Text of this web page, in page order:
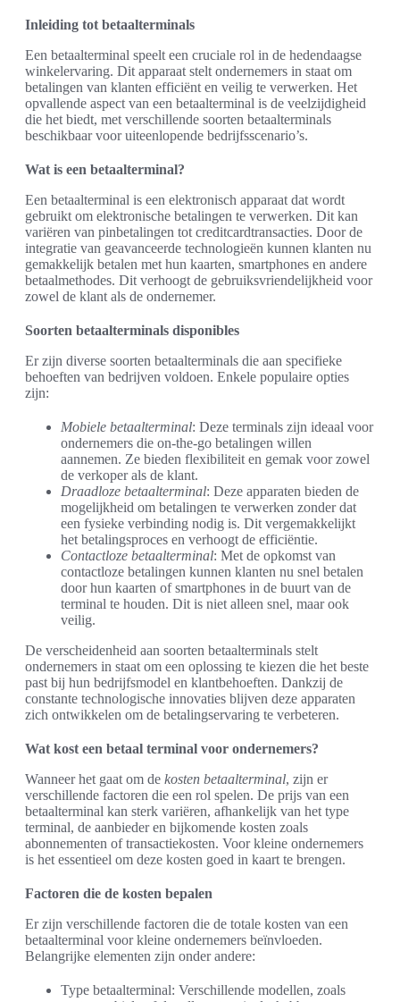
Inleiding tot betaalterminals
Een betaalterminal speelt een cruciale rol in de hedendaagse
winkelervaring. Dit apparaat stelt ondernemers in staat om
betalingen van klanten efficiënt en veilig te verwerken. Het
opvallende aspect van een betaalterminal is de veelzijdigheid
die het biedt, met verschillende soorten betaalterminals
beschikbaar voor uiteenlopende bedrijfsscenario’s.
Wat is een betaalterminal?
Een betaalterminal is een elektronisch apparaat dat wordt
gebruikt om elektronische betalingen te verwerken. Dit kan
variëren van pinbetalingen tot creditcardtransacties. Door de
integratie van geavanceerde technologieën kunnen klanten nu
gemakkelijk betalen met hun kaarten, smartphones en andere
betaalmethodes. Dit verhoogt de gebruiksvriendelijkheid voor
zowel de klant als de ondernemer.
Soorten betaalterminals disponibles
Er zijn diverse soorten betaalterminals die aan specifieke
behoeften van bedrijven voldoen. Enkele populaire opties
zijn:
Mobiele betaalterminal: Deze terminals zijn ideaal voor
ondernemers die on-the-go betalingen willen
aannemen. Ze bieden flexibiliteit en gemak voor zowel
de verkoper als de klant.
Draadloze betaalterminal: Deze apparaten bieden de
mogelijkheid om betalingen te verwerken zonder dat
een fysieke verbinding nodig is. Dit vergemakkelijkt
het betalingsproces en verhoogt de efficiëntie.
Contactloze betaalterminal: Met de opkomst van
contactloze betalingen kunnen klanten nu snel betalen
door hun kaarten of smartphones in de buurt van de
terminal te houden. Dit is niet alleen snel, maar ook
veilig.
De verscheidenheid aan soorten betaalterminals stelt
ondernemers in staat om een oplossing te kiezen die het beste
past bij hun bedrijfsmodel en klantbehoeften. Dankzij de
constante technologische innovaties blijven deze apparaten
zich ontwikkelen om de betalingservaring te verbeteren.
Wat kost een betaal terminal voor ondernemers?
Wanneer het gaat om de kosten betaalterminal, zijn er
verschillende factoren die een rol spelen. De prijs van een
betaalterminal kan sterk variëren, afhankelijk van het type
terminal, de aanbieder en bijkomende kosten zoals
abonnementen of transactiekosten. Voor kleine ondernemers
is het essentieel om deze kosten goed in kaart te brengen.
Factoren die de kosten bepalen
Er zijn verschillende factoren die de totale kosten van een
betaalterminal voor kleine ondernemers beïnvloeden.
Belangrijke elementen zijn onder andere:
Type betaalterminal: Verschillende modellen, zoals